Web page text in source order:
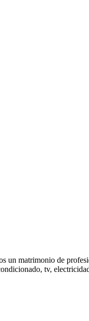
un matrimonio de
tv,